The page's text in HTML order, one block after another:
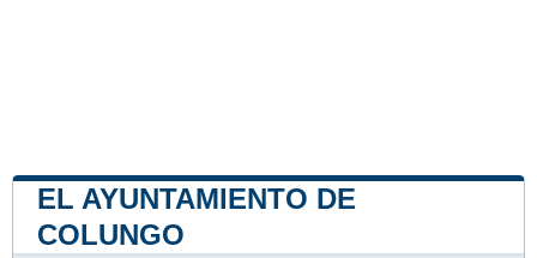
EL AYUNTAMIENTO DE
COLUNGO